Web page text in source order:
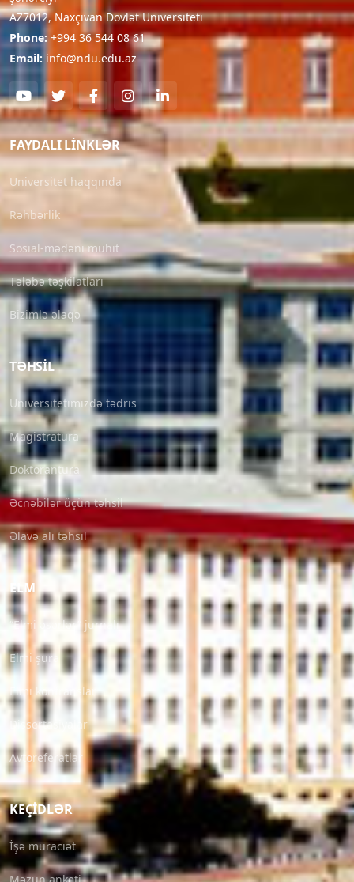
AZ7012, Naxçıvan Dövlət Universiteti
Phone: +994 36 544 08 61
Email: info@ndu.edu.az
FAYDALI LINKLƏR
Universitet haqqında
Rəhbərlik
Sosial-mədəni mühit
Tələbə təşkilatları
Bizimlə əlaqə
TƏHSIL
Universitetimizdə tədris
Magistratura
Doktorantura
Əcnəbilər üçün təhsil
Əlavə ali təhsil
ELM
“Elmi əsərlər” jurnalı
Elmi şura
Elmi konfranslar
Dissertasiyalar
Avtoreferatlar
KEÇIDLƏR
İşə müraciət
Məzun anketi